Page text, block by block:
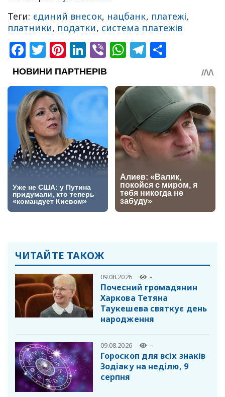
Теги: єдиний внесок, нацбанк, платежі,
платники, податки, система платежів
Facebook
Twitter
Pinterest
LinkedIn
ViberWhatsApp
Telegram
ЧИТАЙТЕ ТАКОЖ
09.08.2026 -
Почесний громадянин
Харкова Тетяна
Таукешева святкує день
народження
09.08.2026 -
Гороскоп для всіх знаків
Зодіаку на неділю, 9
серпня